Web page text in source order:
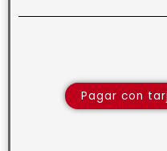
Pagar con